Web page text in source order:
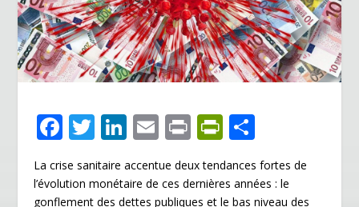
F
e
T
w
itt
Li
k
E
m
ai
Pr
in
t
Pr
in
tF
ar
ta
La crise sanitaire accentue deux tendances fortes de
l’évolution monétaire de ces dernières années : le
gonflement des dettes publiques et le bas niveau des